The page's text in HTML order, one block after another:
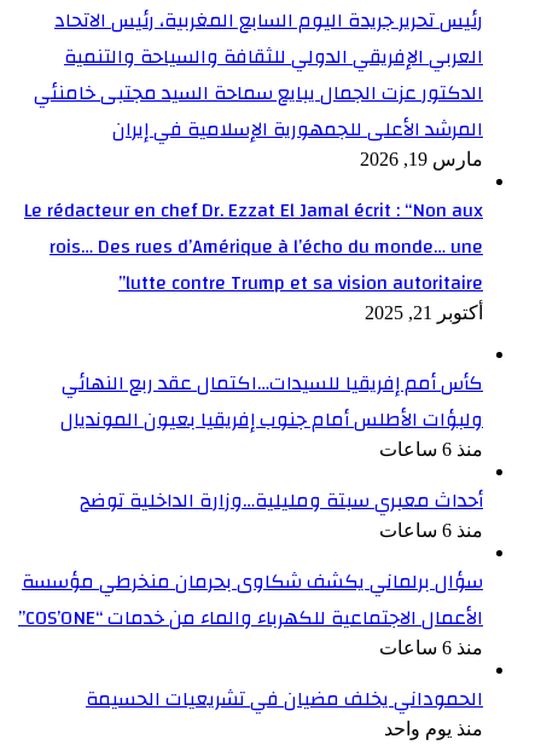
رئيس تحرير جريدة اليوم السابع المغربية، رئيس الاتحاد
العربي الإفريقي الدولي للثقافة والسياحة والتنمية
الدكتور عزت الجمال يبايع سماحة السيد مجتبى خامنئي
المرشد الأعلى للجمهورية الإسلامية في إيران
مارس 19, 2026
Le rédacteur en chef Dr. Ezzat El Jamal écrit : “Non aux
rois… Des rues d’Amérique à l’écho du monde… une
lutte contre Trump et sa vision autoritaire”
أكتوبر 21, 2025
كأس أمم إفريقيا للسيدات…اكتمال عقد ربع النهائي
ولبؤات الأطلس أمام جنوب إفريقيا بعيون المونديال
منذ 6 ساعات
أحداث معبري سبتة ومليلية…وزارة الداخلية توضح
منذ 6 ساعات
سؤال برلماني يكشف شكاوى بحرمان منخرطي مؤسسة
الأعمال الاجتماعية للكهرباء والماء من خدمات “COS’ONE”
منذ 6 ساعات
الحموداني يخلف مضيان في تشريعيات الحسيمة
منذ يوم واحد